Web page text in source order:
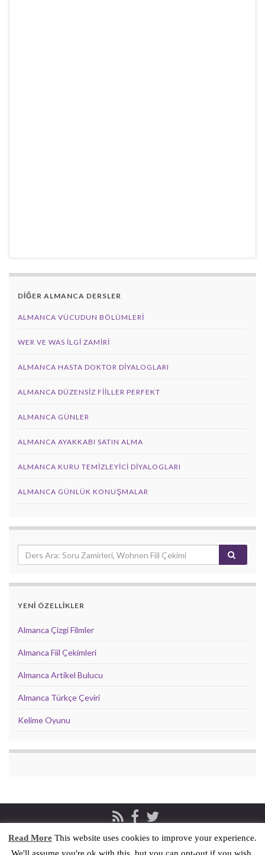
DİĞER ALMANCA DERSLER
ALMANCA VÜCUDUN BÖLÜMLERI
WER VE WAS ILGI ZAMIRI
ALMANCA HASTA DOKTOR DIYALOGLARI
ALMANCA DÜZENSIZ FIILLER PERFEKT
ALMANCA GÜNLER
ALMANCA AYAKKABI SATIN ALMA
ALMANCA KURU TEMIZLEYICI DIYALOGLARI
ALMANCA GÜNLÜK KONUŞMALAR
YENİ ÖZELLİKLER
Almanca Çizgi Filmler
Almanca Fiil Çekimleri
Almanca Artikel Bulucu
Almanca Türkçe Çeviri
Kelime Oyunu
Privacy & Cookies Policy İletişim
Read More This website uses cookies to improve your experience.